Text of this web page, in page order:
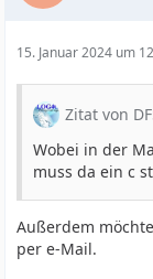
15. Januar 2024 um
Zitat von
Wobei in der
muss da ein c
Außerdem
per e-Mail.